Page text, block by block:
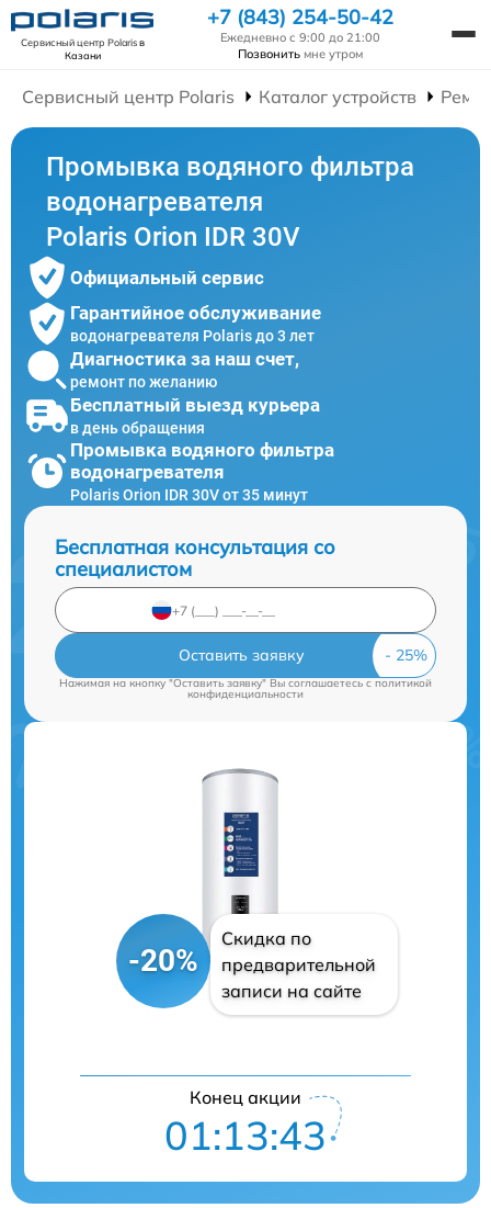
Сервисный центр Polarisв
Казани
+7 (843) 254-50-42
Ежедневно с 9:00 до 21:00
Позвонить мне утром
Сервисный центр Polaris Каталог устройств
Промывка водяного фильтра
водонагревателя
Polaris Orion IDR 30V
Официальный сервис
Гарантийное обслуживание
водонагревателя Polaris до 3 лет
Диагностика за наш счет,
ремонт по желанию
Бесплатный выезд курьера
в день обращения
Промывка водяного фильтра
водонагревателя
Polaris Orion IDR 30V от 35 минут
Бесплатная консультация со
специалистом
Оставить заявку
Нажимая на кнопку "Оставить заявку" Вы соглашаетесь cполитикой
конфиденциальности
-20%
Скидка по
предварительной
записи на сайте
Конец акции
01:13:42